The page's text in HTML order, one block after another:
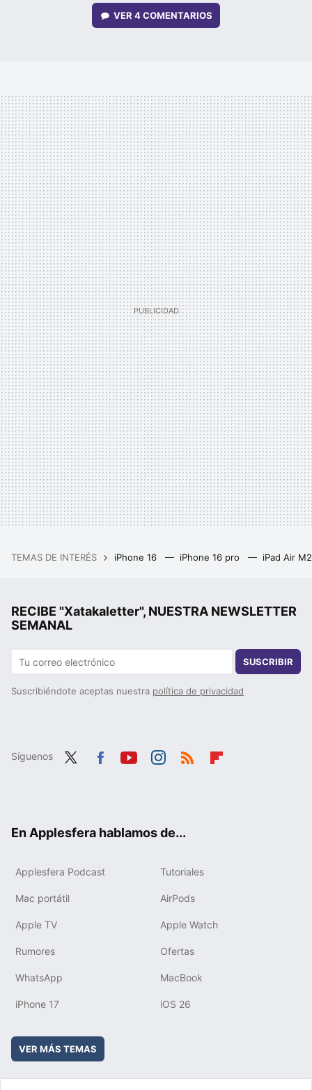
VER 4 COMENTARIOS
TEMAS DE INTERÉS iPhone 16 iPhone 16 pro iPad Air
RECIBE "Xatakaletter", NUESTRA NEWSLETTER
SEMANAL
SUSCRIBIR
Suscribiéndote aceptas nuestra política de privacidad
Síguenos
En Applesfera hablamos de...
Applesfera Podcast Tutoriales
Mac portátil AirPods
Apple TV Apple Watch
Rumores Ofertas
WhatsApp MacBook
iPhone 17 iOS 26
VER MÁS TEMAS